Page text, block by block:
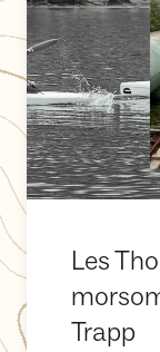
Les
Trapp